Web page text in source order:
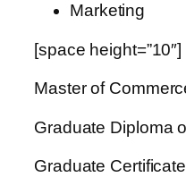
Marketing
[space height=”10″]
Master of
Graduate Diploma
Graduate